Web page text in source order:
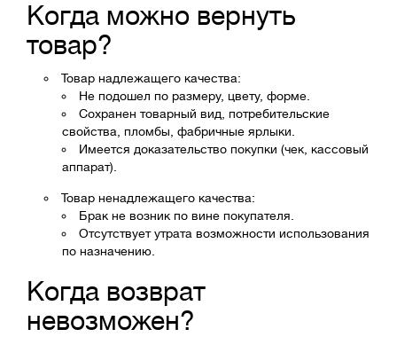
Когда можно вернуть
товар?
Товар надлежащего качества:
Не подошел по размеру, цвету, форме.
Сохранен товарный вид, потребительские
свойства, пломбы, фабричные ярлыки.
Имеется доказательство покупки (чек, кассовый
аппарат).
Товар ненадлежащего качества:
Брак не возник по вине покупателя.
Отсутствует утрата возможности использования
по назначению.
Когда возврат
невозможен?